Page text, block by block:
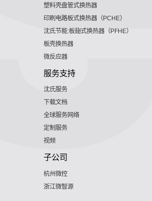
塑料壳盘管式换热器
印刷电路板式换热器（PCHE）
沈氏节能:板翅式换热器（PFHE）
板壳换热器
微反应器
服务支持
沈氏服务
下载文档
全球服务网络
定制服务
视频
子公司
杭州微控
浙江微智源